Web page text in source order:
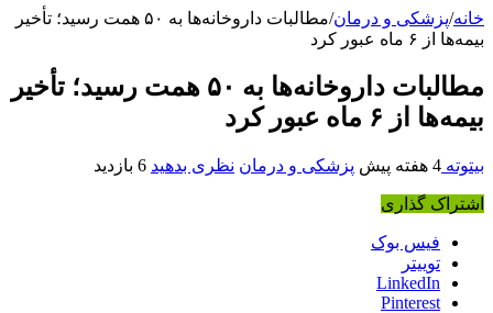
خانه/پزشکی و درمان/
مطالبات داروخانه‌ها به ۵۰ همت رسید؛ تأخیر
بیمه‌ها از ۶ ماه عبور کرد
مطالبات داروخانه‌ها به ۵۰ همت رسید؛ تأخیر
بیمه‌ها از ۶ ماه عبور کرد
بیتوته 4 هفته پیش پزشکی و درمان نظری بدهید 6 بازدید
اشتراک گذاری
فیس بوک
توییتر
LinkedIn
Pinterest